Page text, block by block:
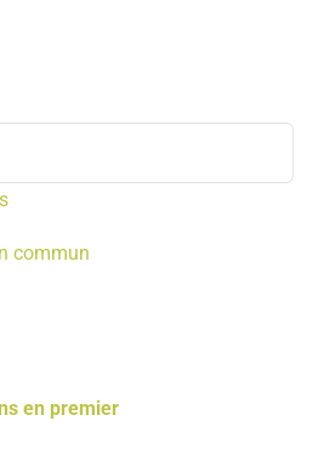
commun
en premier